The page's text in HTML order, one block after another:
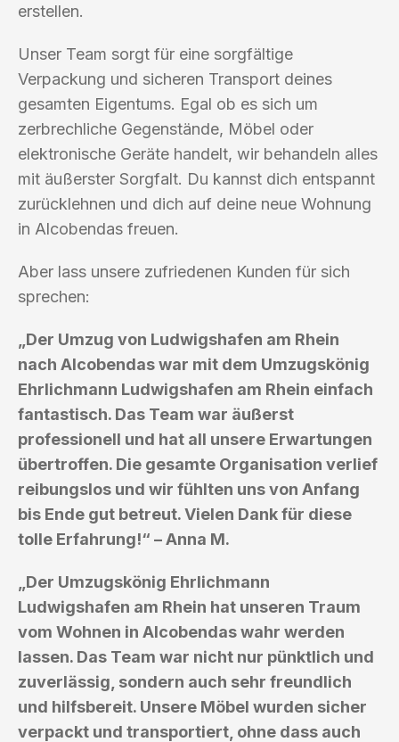
erstellen.
Unser Team sorgt für eine sorgfältige
Verpackung und sicheren Transport deines
gesamten Eigentums. Egal ob es sich um
zerbrechliche Gegenstände, Möbel oder
elektronische Geräte handelt, wir behandeln alles
mit äußerster Sorgfalt. Du kannst dich entspannt
zurücklehnen und dich auf deine neue Wohnung
in Alcobendas freuen.
Aber lass unsere zufriedenen Kunden für sich
sprechen:
„Der Umzug von Ludwigshafen am Rhein
nach Alcobendas war mit dem Umzugskönig
Ehrlichmann Ludwigshafen am Rhein einfach
fantastisch. Das Team war äußerst
professionell und hat all unsere Erwartungen
übertroffen. Die gesamte Organisation verlief
reibungslos und wir fühlten uns von Anfang
bis Ende gut betreut. Vielen Dank für diese
tolle Erfahrung!“ – Anna M.
„Der Umzugskönig Ehrlichmann
Ludwigshafen am Rhein hat unseren Traum
vom Wohnen in Alcobendas wahr werden
lassen. Das Team war nicht nur pünktlich und
zuverlässig, sondern auch sehr freundlich
und hilfsbereit. Unsere Möbel wurden sicher
verpackt und transportiert, ohne dass auch